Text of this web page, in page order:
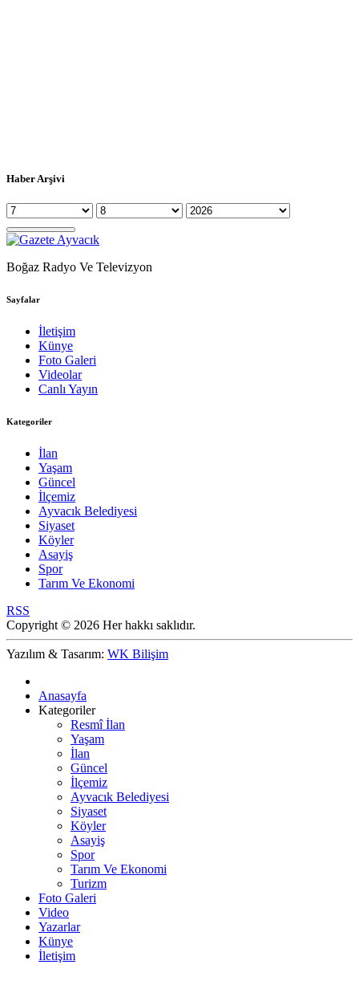
Haber Arşivi
Boğaz Radyo Ve Televizyon
Sayfalar
İletişim
Künye
Foto Galeri
Videolar
Canlı Yayın
Kategoriler
İlan
Yaşam
Güncel
İlçemiz
Ayvacık Belediyesi
Siyaset
Köyler
Asayiş
Spor
Tarım Ve Ekonomi
RSS
Copyright © 2026 Her hakkı saklıdır.
Yazılım & Tasarım: WK Bilişim
Anasayfa
Kategoriler
Resmî İlan
Yaşam
İlan
Güncel
İlçemiz
Ayvacık Belediyesi
Siyaset
Köyler
Asayiş
Spor
Tarım Ve Ekonomi
Turizm
Foto Galeri
Video
Yazarlar
Künye
İletişim